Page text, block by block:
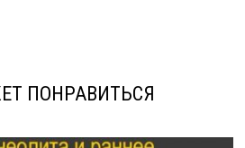
ПОНРАВИТЬСЯ